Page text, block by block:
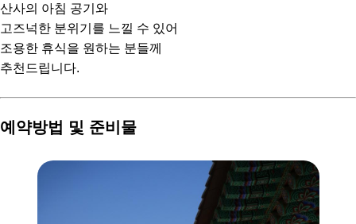
산사의 아침 공기와
고즈넉한 분위기를 느낄 수 있어
조용한 휴식을 원하는 분들께
추천드립니다.
예약방법 및 준비물